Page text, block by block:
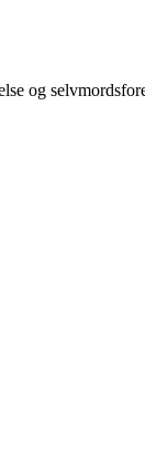
og